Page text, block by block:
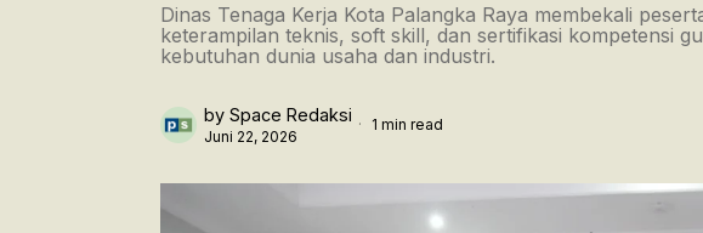
Dinas Tenaga Kerja Kota Palangka Raya membekali
keterampilan teknis, soft skill, dan sertifikasi kompetensi
kebutuhan dunia usaha dan industri.
by Space Redaksi
Juni 22, 2026
1 min read